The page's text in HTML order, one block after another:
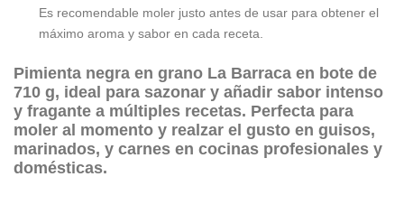
Es recomendable moler justo antes de usar para obtener el
máximo aroma y sabor en cada receta.
Pimienta negra en grano La Barraca en bote de
710 g, ideal para sazonar y añadir sabor intenso
y fragante a múltiples recetas. Perfecta para
moler al momento y realzar el gusto en guisos,
marinados, y carnes en cocinas profesionales y
domésticas.